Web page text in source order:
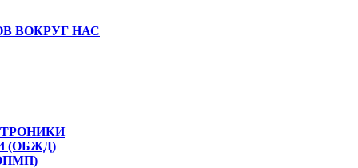
ВОКРУГ НАС
(ОБЖД)